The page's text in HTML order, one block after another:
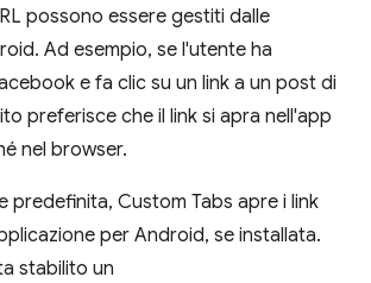
possono essere gestiti dalle
Ad esempio, se l'utente ha
e fa clic su un link a un post di
preferisce che il link si apra nell'app
nel browser.
predefinita, Custom Tabs apre i link
per Android, se installata.
stabilito un